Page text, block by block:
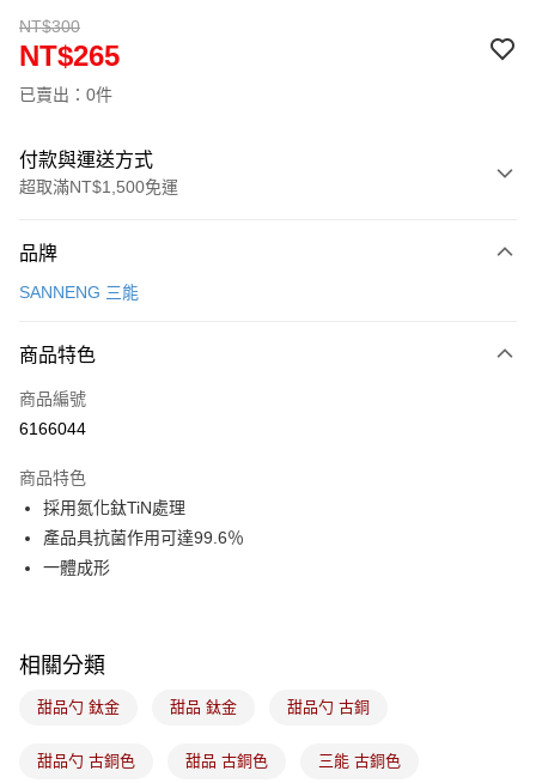
NT$300
NT$265
已賣出：0件
付款與運送方式
超取滿NT$1,500免運
信用卡一次付款
Apple Pay
悠遊付
全盈+PAY
ATM付款
每筆NT$100，滿NT$1,500(含以上)免運費
常溫宅配-(限重20kg以下)
品牌
SANNENG 三能
商品特色
商品編號
6166044
商品特色
採用氮化鈦TiN處理
產品具抗菌作用可達99.6％
一體成形
相關分類
甜品勺 鈦金 甜品 鈦金 甜品勺 古銅
甜品勺 古銅色 甜品 古銅色 三能 古銅色